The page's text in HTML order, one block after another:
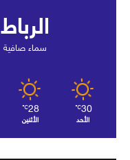
الرباط
سماء صافية
30
℃
الأحد
28
℃
الأثنين